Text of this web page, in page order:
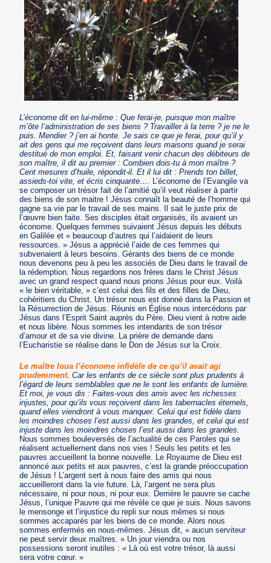
L’économe dit en lui-même : Que ferai-je, puisque mon maître
m’ôte l’administration de ses biens ? Travailler à la terre ? je ne le
puis. Mendier ? j’en ai honte. Je sais ce que je ferai, pour qu’il y
ait des gens qui me reçoivent dans leurs maisons quand je serai
destitué de mon emploi. Et, faisant venir chacun des débiteurs de
son maître, il dit au premier : Combien dois-tu à mon maître ?
Cent mesures d’huile, répondit-il. Et il lui dit : Prends ton billet,
assieds-toi vite, et écris cinquante….
L’économe de l’Evangile va
se composer un trésor fait de l’amitié qu’il veut réaliser à partir
des biens de son maitre ! Jésus connaît la beauté de l’homme qui
gagne sa vie par le travail de ses mains. Il sait le juste prix de
l’œuvre bien faite. Ses disciples était organisés, ils avaient un
économe. Quelques femmes suivaient Jésus depuis les débuts
en Galilée et « beaucoup d’autres qui l’aidaient de leurs
ressources. » Jésus a apprécié l’aide de ces femmes qui
subvenaient à leurs besoins. Gérants des biens de ce monde
nous devenons peu à peu les associés de Dieu dans le travail de
la rédemption. Nous regardons nos frères dans le Christ Jésus
avec un grand respect quand nous prions Jésus pour eux. Voilà
« le bien véritable, » c’est celui des fils et des filles de Dieu,
cohéritiers du Christ. Un trésor nous est donné dans la Passion et
la Résurrection de Jésus. Réunis en Église nous intercédons par
Jésus dans l’Esprit Saint auprès du Père. Dieu vient à notre aide
et nous libère. Nous sommes les intendants de son trésor
d’amour et de sa vie divine. La prière de demande dans
l’Eucharistie se réalise dans le Don de Jésus sur la Croix.
Le maître loua l’économe infidèle de ce qu’il avait agi
prudemment. Car les enfants de ce siècle sont plus prudents à
l’égard de leurs semblables que ne le sont les enfants de lumière.
Et moi, je vous dis : Faites-vous des amis avec les richesses
injustes, pour qu’ils vous reçoivent dans les tabernacles éternels,
quand elles viendront à vous manquer. Celui qui est fidèle dans
les moindres choses l’est aussi dans les grandes, et celui qui est
injuste dans les moindres choses l’est aussi dans les grandes.
Nous sommes bouleversés de l’actualité de ces Paroles qui se
réalisent actuellement dans nos vies ! Seuls les petits et les
pauvres accueillent la bonne nouvelle. Le Royaume de Dieu est
annoncé aux petits et aux pauvres, c’est la grande préoccupation
de Jésus ! L’argent sert à nous faire des amis qui nous
accueilleront dans la vie future. Là, l’argent ne sera plus
nécessaire, ni pour nous, ni pour eux. Derrière le pauvre se cache
Jésus, l’unique Pauvre qui me révèle ce que je suis. Nous savons
le mensonge et l’injustice du repli sur nous mêmes si nous
sommes accaparés par les biens de ce monde. Alors nous
sommes enfermés en nous-mêmes. Jésus dit, « aucun serviteur
ne peut servir deux maîtres. » Un jour viendra ou nos
possessions seront inutiles : « Là où est votre trésor, là aussi
sera votre cœur. »